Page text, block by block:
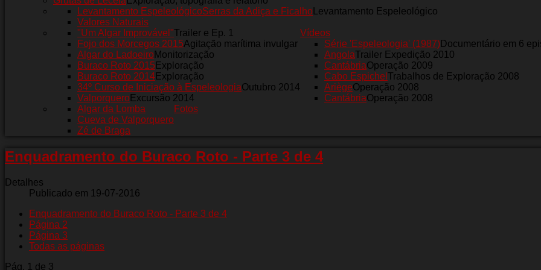
Serras da Adiça e Ficalho Levantamento Espeleológico
Levantamento Espeleológico
Valores Naturais
Vídeos
"Um Algar Improvável"Trailer e Ep. 1
Fojo dos Morcegos 2015Agitação marítima invulgar
Algar do LadoeiroMonitorização
Buraco Roto 2015 Exploração
Buraco Roto 2014Exploração
34º Curso de Iniciação à EspeleologiaOutubro 2014
ValporqueroExcursão 2014
Série 'Espeleologia' (1987)Documentário em 6
AngolaTrailer Expedição 2010
CantábriaOperação 2009
Cabo Espichel Trabalhos de Exploração 2008
AriègeOperação 2008
CantábriaOperação 2008
Fotos
Algar da Lomba
Cueva de Valporquero
Zé de Braga
Enquadramento do Buraco Roto - Parte 3 de 4
Detalhes
Publicado em 19-07-2016
Enquadramento do Buraco Roto - Parte 3 de 4
Página 2
Página 3
Todas as páginas
Pág. 1 de 3